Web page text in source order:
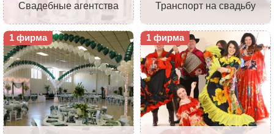
Свадебные агентства Транспорт на свадьбу
1 фирма 1 фирма